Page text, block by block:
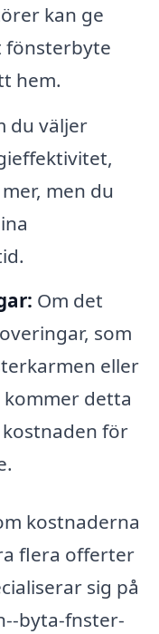
kan ge
fönsterbyte
hem.
du väljer
men du
Om det
som
eller
detta
för
kostnaderna
flera offerter
sig på
byta-fnster-